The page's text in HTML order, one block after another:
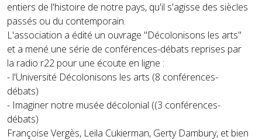
entiers de l'histoire de notre pays, qu'il s'agisse des siècles
passés ou du contemporain.
L'association a édité un ouvrage "Décolonisons les arts"
et a mené une série de conférences-débats reprises par
la radio r22 pour une écoute en ligne :
- l'Université Décolonisons les arts (8 conférences-
débats)
- Imaginer notre musée décolonial ((3 conférences-
débats)
Françoise Vergès, Leila Cukierman, Gerty Dambury, et bien